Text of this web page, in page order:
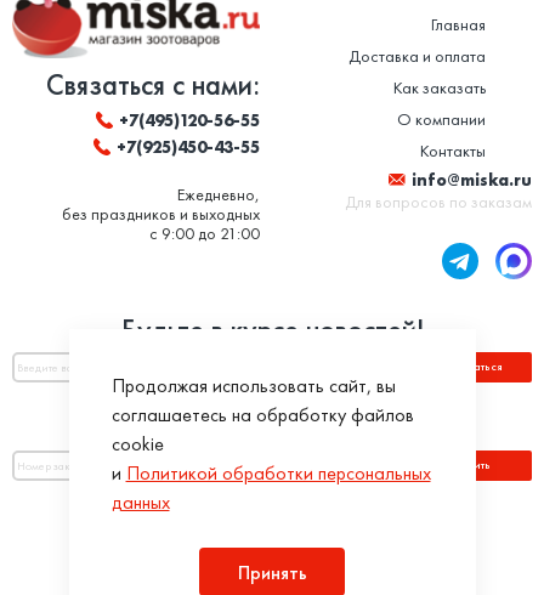
Связаться с нами:
+7(495)120-56-55
+7(925)450-43-55
Ежедневно,
без праздников и выходных
с 9:00 до 21:00
Главная
Доставка и оплата
Как заказать
О компании
Контакты
info@miska.ru
Для вопросов по заказам
Будьте в курсе новостей!
Подписаться
Оплатить по номеру заказа:
Оплатить
Продолжая использовать сайт, вы
соглашаетесь на обработку файлов
cookie
и Политикой обработки персональных
данных
Принять